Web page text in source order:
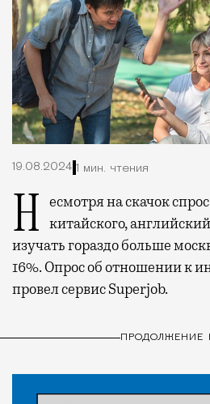
19.08.2024 1 мин. чтения
Несмотря на скачок спроса на репетиторов китайского,
изучать гораздо больше
16%. Опрос об отношении к
провел сервис Superjob.
ПРОДОЛЖЕНИЕ